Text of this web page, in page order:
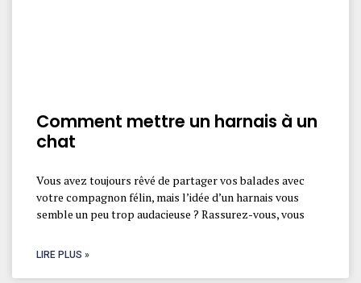
Comment mettre un harnais à un
chat
Vous avez toujours rêvé de partager vos balades avec
votre compagnon félin, mais l’idée d’un harnais vous
semble un peu trop audacieuse ? Rassurez-vous, vous
LIRE PLUS »